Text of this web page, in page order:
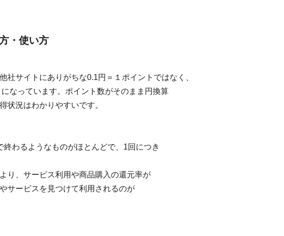
・使い方
社サイトにありがちな0.1円＝１ポイントではなく、
なっています。ポイント数がそのまま円換算
状況はわかりやすいです。
終わるようなものがほとんどで、1回につき
り、サービス利用や商品購入の還元率が
サービスを見つけて利用されるのが